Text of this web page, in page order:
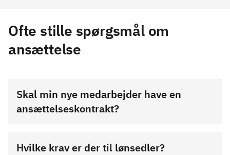
Ofte stille spørgsmål om
ansættelse
Skal min nye medarbejder have en
ansættelseskontrakt?
Hvilke krav er der til lønsedler?